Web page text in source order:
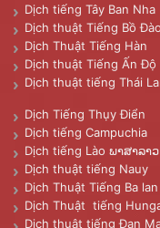
Dịch tiếng Tây Ban Nha
Dịch thuật Tiếng Bồ
Dịch Thuật Tiếng Hàn
Dịch thuật Tiếng Ấn Độ
Dịch thuật tiếng Thái
Dịch Tiếng Thụy Điển
Dịch tiếng Campuchia
Dịch tiếng Lào ພາສາລາວ
Dịch thuật tiếng Nauy
Dịch Thuật Tiếng Ba lan
Dịch Thuật tiếng
Dịch thuật tiếng Đan